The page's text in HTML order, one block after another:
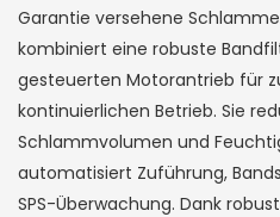
Garantie versehene
kombiniert eine robuste
gesteuerten Motorantrieb für
kontinuierlichen Betrieb. Sie
Schlammvolumen und
automatisiert Zuführung,
SPS-Überwachung. Dank